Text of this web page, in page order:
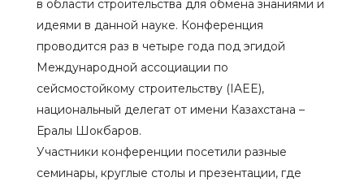
в области строительства для обмена знаниями и
идеями в данной науке. Конференция
проводится раз в четыре года под эгидой
Международной ассоциации по
сейсмостойкому строительству (IAEE),
национальный делегат от имени Казахстана –
Ералы Шокбаров.
Участники конференции посетили разные
семинары, круглые столы и презентации, где